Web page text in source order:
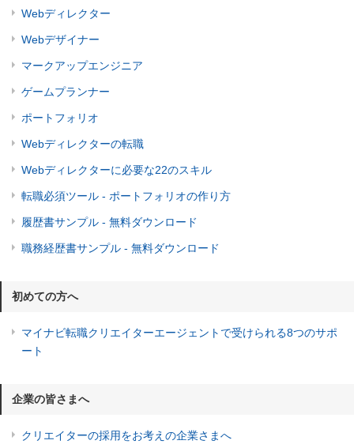
Webディレクター
Webデザイナー
マークアップエンジニア
ゲームプランナー
ポートフォリオ
Webディレクターの転職
Webディレクターに必要な22のスキル
転職必須ツール - ポートフォリオの作り方
履歴書サンプル - 無料ダウンロード
職務経歴書サンプル - 無料ダウンロード
初めての方へ
マイナビ転職クリエイターエージェントで受けられる8つのサポ
ート
企業の皆さまへ
クリエイターの採用をお考えの企業さまへ